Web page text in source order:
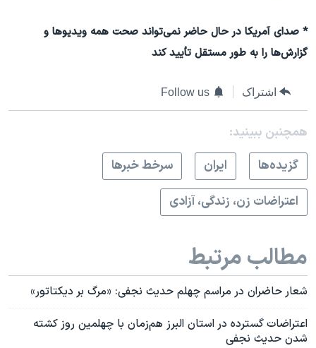
* صدای آمریکا در حال حاضر نمی‌تواند صحت همه ویدیوها و
گزارش‌ها را به طور مستقل تأیید کند
اشتراک Follow us
همچنبن ببینید:
گزيده‌ها
ايران
سرخط خبرها
اعتراضات زن، زندگی، آزادی
مطالب مرتبط
شعار حاضران در مراسم چهلم حدیث نجفی: «مرگ بر دیکتاتور»
اعتراضات گسترده در استان البرز هم‌زمان با چهلمین روز کشته
شدن حدیث نجفی